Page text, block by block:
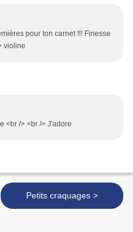
pour ton carnet !!! Finesse
violine
<br /> <br /> J'adore
Petits craquages >